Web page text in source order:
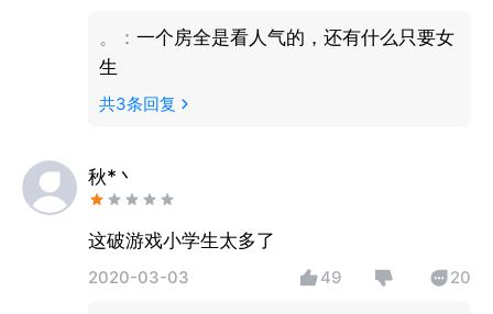
。 ： 一个房全是看人气的，还有什么只要女
生
共3条回复
秋*丶
这破游戏小学生太多了
2020-03-03 49 20